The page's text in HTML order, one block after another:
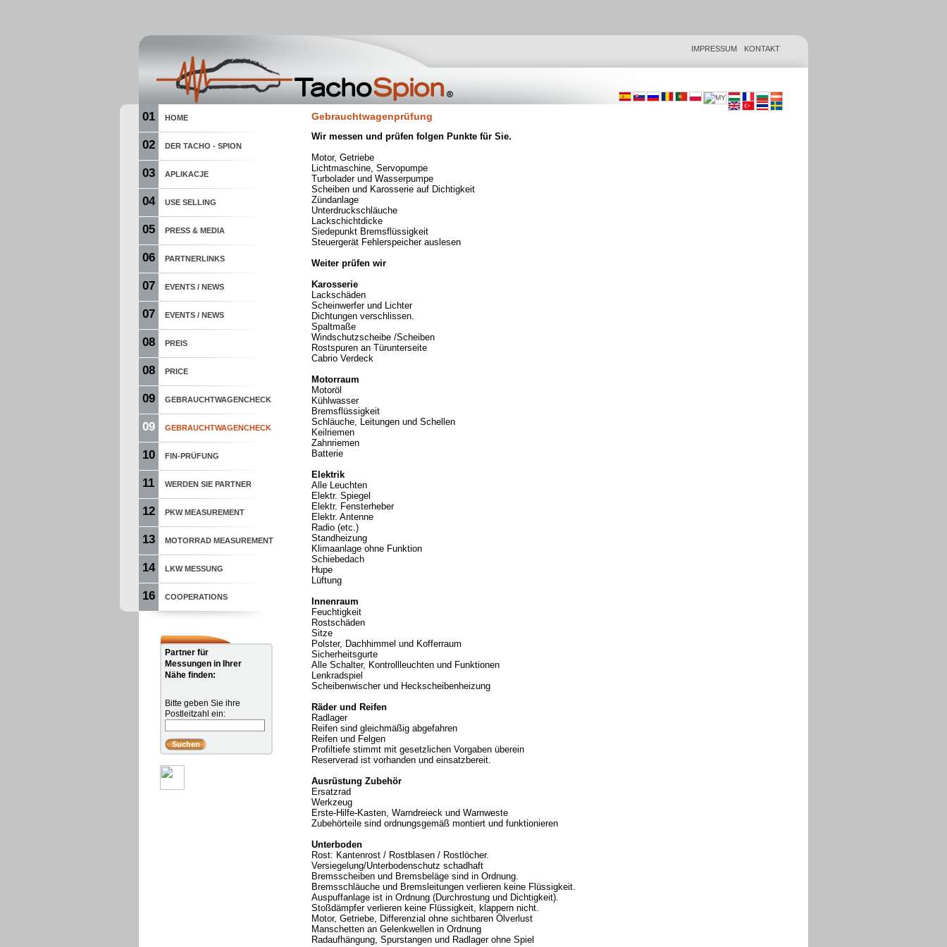
IMPRESSUM KONTAKT
01 HOME
02 DER TACHO - SPION
03 APLIKACJE
04 USE SELLING
05 PRESS & MEDIA
06 PARTNERLINKS
07 EVENTS / NEWS
07 EVENTS / NEWS
08 PREIS
08 PRICE
09 GEBRAUCHTWAGENCHECK
09 GEBRAUCHTWAGENCHECK
10 FIN-PRÜFUNG
11 WERDEN SIE PARTNER
12 PKW MEASUREMENT
13 MOTORRAD MEASUREMENT
14 LKW MESSUNG
16 COOPERATIONS
Partner für
Messungen in Ihrer
Nähe finden:
Bitte geben Sie ihre
Postleitzahl ein:
Gebrauchtwagenprüfung
Wir messen und prüfen folgen Punkte für Sie.
Motor, Getriebe
Lichtmaschine, Servopumpe
Turbolader und Wasserpumpe
Scheiben und Karosserie auf Dichtigkeit
Zündanlage
Unterdruckschläuche
Lackschichtdicke
Siedepunkt Bremsflüssigkeit
Steuergerät Fehlerspeicher auslesen
Weiter prüfen wir
Karosserie
Lackschäden
Scheinwerfer und Lichter
Dichtungen verschlissen.
Spaltmaße
Windschutzscheibe /Scheiben
Rostspuren an Türunterseite
Cabrio Verdeck
Motorraum
Motoröl
Kühlwasser
Bremsflüssigkeit
Schläuche, Leitungen und Schellen
Keilriemen
Zahnriemen
Batterie
Elektrik
Alle Leuchten
Elektr. Spiegel
Elektr. Fensterheber
Elektr. Antenne
Radio (etc.)
Standheizung
Klimaanlage ohne Funktion
Schiebedach
Hupe
Lüftung
Innenraum
Feuchtigkeit
Rostschäden
Sitze
Polster, Dachhimmel und Kofferraum
Sicherheitsgurte
Alle Schalter, Kontrollleuchten und Funktionen
Lenkradspiel
Scheibenwischer und Heckscheibenheizung
Räder und Reifen
Radlager
Reifen sind gleichmäßig abgefahren
Reifen und Felgen
Profiltiefe stimmt mit gesetzlichen Vorgaben überein
Reserverad ist vorhanden und einsatzbereit.
Ausrüstung Zubehör
Ersatzrad
Werkzeug
Erste-Hilfe-Kasten, Warndreieck und Warnweste
Zubehörteile sind ordnungsgemäß montiert und funktionieren
Unterboden
Rost: Kantenrost / Rostblasen / Rostlöcher.
Versiegelung/Unterbodenschutz schadhaft
Bremsscheiben und Bremsbeläge sind in Ordnung.
Bremsschläuche und Bremsleitungen verlieren keine Flüssigkeit.
Auspuffanlage ist in Ordnung (Durchrostung und Dichtigkeit).
Stoßdämpfer verlieren keine Flüssigkeit, klappern nicht.
Motor, Getriebe, Differenzial ohne sichtbaren Ölverlust
Manschetten an Gelenkwellen in Ordnung
Radaufhängung, Spurstangen und Radlager ohne Spiel